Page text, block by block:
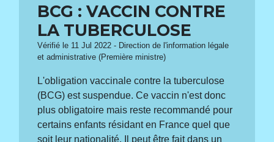
BCG : VACCIN CONTRE
LA TUBERCULOSE
Vérifié le 11 Jul 2022 - Direction de l'information légale
et administrative (Première ministre)
L'obligation vaccinale contre la tuberculose
(BCG) est suspendue. Ce vaccin n'est donc
plus obligatoire mais reste recommandé pour
certains enfants résidant en France quel que
soit leur nationalité. Il peut être fait dans un